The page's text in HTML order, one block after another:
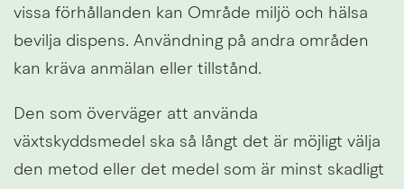
vissa förhållanden kan Område miljö och hälsa
bevilja dispens. Användning på andra områden
kan kräva anmälan eller tillstånd.
Den som överväger att använda
växtskyddsmedel ska så långt det är möjligt välja
den metod eller det medel som är minst skadligt